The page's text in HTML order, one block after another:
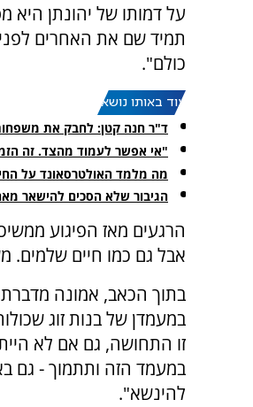
על דמותו של יהונתן היא
תמיד שם את האחרים
כולם".
עוד באותו נושא:
ד"ר חנה קטן: לחבק את
"אי אפשר לעמוד מהצד. זה
מה מלמד האולטרסאונד על
הגיבור שלא הסכים להישאר
הרגעים מאז הפיגוע
אבל גם כמו חיים שלמים.
בתוך הכאב, אמונה
במעמדן של בנות זוג
זו התחושה, גם אם לא
במעמד הזה ותתמוך - גם
להינשא".